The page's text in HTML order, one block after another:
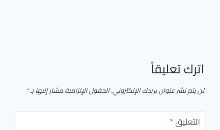
اترك تعليقاً
لن يتم نشر عنوان بريدك الإلكتروني.الحقول الإلزامية مشار إليها بـ*
التعليق*